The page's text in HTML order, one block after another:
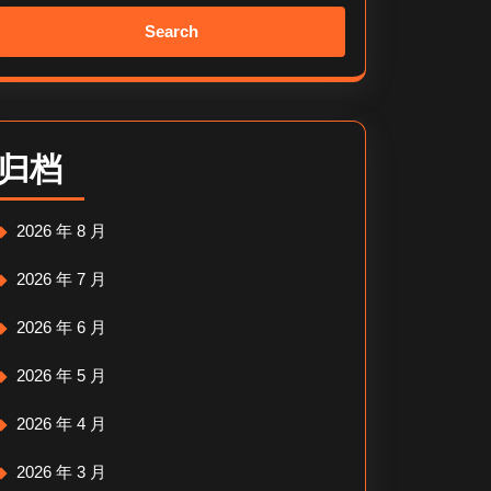
归档
2026 年 8 月
2026 年 7 月
2026 年 6 月
2026 年 5 月
2026 年 4 月
2026 年 3 月